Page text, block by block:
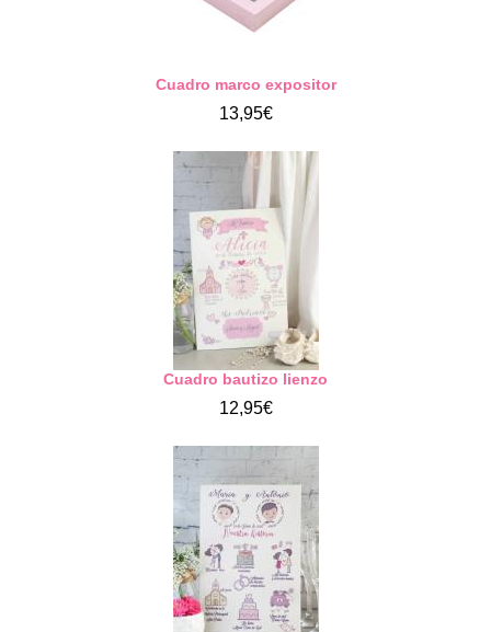
Cuadro marco expositor
13,95€
Cuadro bautizo lienzo
12,95€